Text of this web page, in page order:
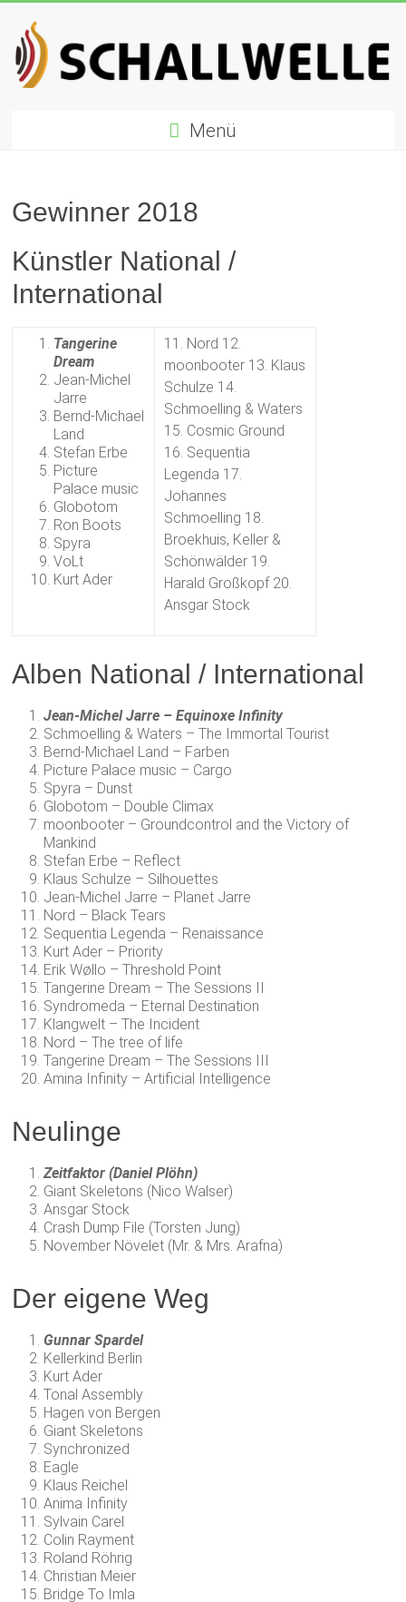
Inhalt
springen
Preis
für
Musik
Menü
Gewinner 2018
Künstler National /
International
Tangerine
Dream
Jean-Michel
Jarre
Bernd-Michael
Land
Stefan Erbe
Picture
Palace music
Globotom
Ron Boots
Spyra
VoLt
Kurt Ader
11. Nord 12.
moonbooter 13. Klaus
Schulze 14.
Schmoelling & Waters
15. Cosmic Ground
16. Sequentia
Legenda 17.
Johannes
Schmoelling 18.
Broekhuis, Keller &
Schönwälder 19.
Harald Großkopf 20.
Ansgar Stock
Alben National / International
Jean-Michel Jarre – Equinoxe Infinity
Schmoelling & Waters – The Immortal Tourist
Bernd-Michael Land – Farben
Picture Palace music – Cargo
Spyra – Dunst
Globotom – Double Climax
moonbooter – Groundcontrol and the Victory of
Mankind
Stefan Erbe – Reflect
Klaus Schulze – Silhouettes
Jean-Michel Jarre – Planet Jarre
Nord – Black Tears
Sequentia Legenda – Renaissance
Kurt Ader – Priority
Erik Wøllo – Threshold Point
Tangerine Dream – The Sessions II
Syndromeda – Eternal Destination
Klangwelt – The Incident
Nord – The tree of life
Tangerine Dream – The Sessions III
Amina Infinity – Artificial Intelligence
Neulinge
Zeitfaktor (Daniel Plöhn)
Giant Skeletons (Nico Walser)
Ansgar Stock
Crash Dump File (Torsten Jung)
November Növelet (Mr. & Mrs. Arafna)
Der eigene Weg
Gunnar Spardel
Kellerkind Berlin
Kurt Ader
Tonal Assembly
Hagen von Bergen
Giant Skeletons
Synchronized
Eagle
Klaus Reichel
Anima Infinity
Sylvain Carel
Colin Rayment
Roland Röhrig
Christian Meier
Bridge To Imla